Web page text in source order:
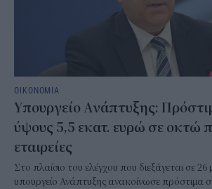
ΟΙΚΟΝΟΜΙΑ
Υπουργείο Ανάπτυξης:
ύψους 5,5 εκατ. ευρώ σε οκτώ
εταιρείες
Στο πλαίσιο του ελέγχου που διεξάγεται σε 26
υπουργείο Ανάπτυξης ανακοίνωσε πρόστιμα